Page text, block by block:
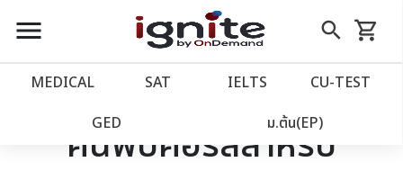
close
account_balance หน้าแรก
เว็บไซต์อิกไนท์
menu search
Skip
to
shopping_cart
รถเข็น
MEDICAL SAT IELTS CU‑TEST
GED ม.ต้น(EP)
ค้นพบคอร์สสำหรับ